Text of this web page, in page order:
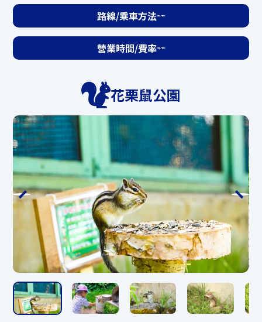
路線/乘車方法
營業時間/費率
花栗鼠公園
當天服務地點
詢問
營運公司客服080-4046-8882（受理時間1
6:00-17:30）
伴侶官方主頁
https://mate-hotairballoo
n.com/
*淡季期間，只能透過電子郵件詢問交配事
宜。
E-Mail mail●mate-hotairballoon.com
*以上電子郵件地址已部分更改，以防止垃
圾郵件。
發送前請將●部分更改為@。
發送時請輸入您的姓名和聯絡資訊。
防範措施
*如果因風而無法在山頂運行，巴士將在山